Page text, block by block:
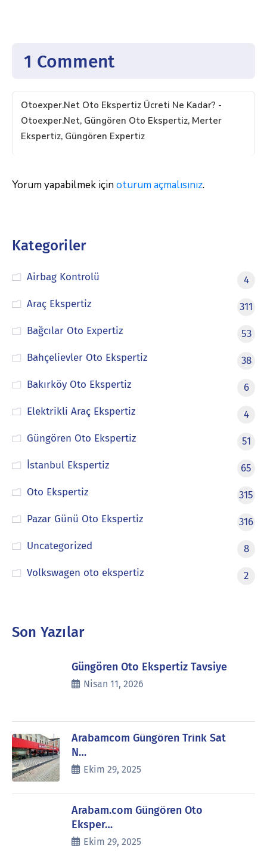
1 Comment
Otoexper.net Oto Ekspertiz Ücreti Ne Kadar? -
Otoexper.net, Güngören Oto Ekspertiz, Merter
Ekspertiz, Güngören Expertiz
Yorum yapabilmek içinoturum açmalısınız.
Kategoriler
Airbag Kontrolü
4
Araç Ekspertiz
311
Bağcılar Oto Expertiz
53
Bahçelievler Oto Ekspertiz
38
Bakırköy Oto Ekspertiz
6
Elektrikli Araç Ekspertiz
4
Güngören Oto Ekspertiz
51
İstanbul Ekspertiz
65
Oto Ekspertiz
315
Pazar Günü Oto Ekspertiz
316
Uncategorized
8
Volkswagen oto ekspertiz
2
Son Yazılar
Güngören Oto Ekspertiz Tavsiye
Nisan 11, 2026
Arabamcom Güngören Trink Sat
N…
Ekim 29, 2025
Arabam.com Güngören Oto
Eksper…
Ekim 29, 2025